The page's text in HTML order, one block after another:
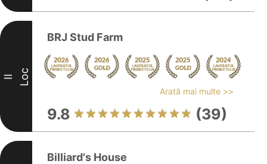
II Loc
BRJ Stud Farm
Arată mai multe >>
9.8 (39)
Billiard's House